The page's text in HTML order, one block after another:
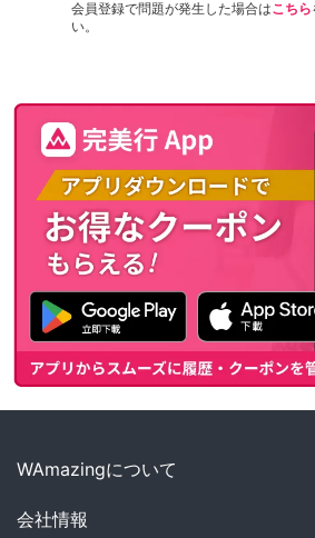
会員登録で問題が発生した場合はこちら
い。
WAmazingについて
会社情報